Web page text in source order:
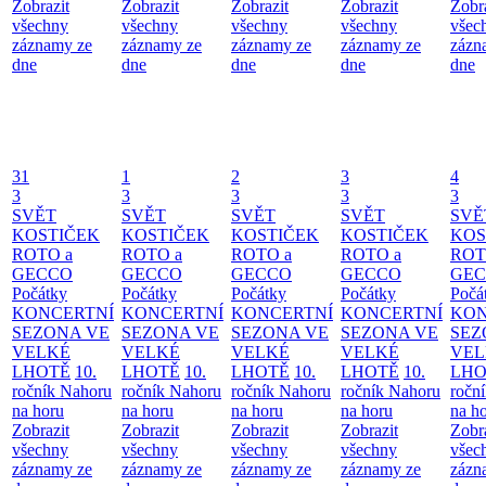
Zobrazit
všechny
záznamy ze
dne
Zobrazit
všechny
záznamy ze
dne
Zobrazit
všechny
záznamy ze
dne
Zobrazit
všechny
záznamy ze
dne
dne
31
3
SVĚT
KOSTIČEK
ROTO a
GECCO
Počátky
KONCERTNÍ
SEZONA VE
VELKÉ
LHOTĚ 10.
ročník Nahoru
na horu
Zobrazit
všechny
záznamy ze
1
3
SVĚT
KOSTIČEK
ROTO a
GECCO
Počátky
KONCERTNÍ
SEZONA VE
VELKÉ
LHOTĚ 10.
ročník Nahoru
na horu
Zobrazit
všechny
záznamy ze
2
3
SVĚT
KOSTIČEK
ROTO a
GECCO
Počátky
KONCERTNÍ
SEZONA VE
VELKÉ
LHOTĚ 10.
ročník Nahoru
na horu
Zobrazit
všechny
záznamy ze
3
3
SVĚT
KOSTIČEK
ROTO a
GECCO
Počátky
KONCERTNÍ
SEZONA VE
VELKÉ
LHOTĚ 10.
ročník Nahoru
na horu
Zobrazit
všechny
záznamy ze
4
3
na